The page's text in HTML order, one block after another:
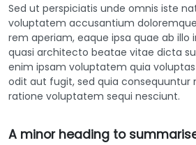
Sed ut perspiciatis unde omnis iste
voluptatem accusantium
rem aperiam, eaque ipsa quae ab illo
quasi architecto beatae vitae dicta
enim ipsam voluptatem quia
odit aut fugit, sed quia consequuntur
ratione voluptatem sequi nesciunt.
A minor heading to